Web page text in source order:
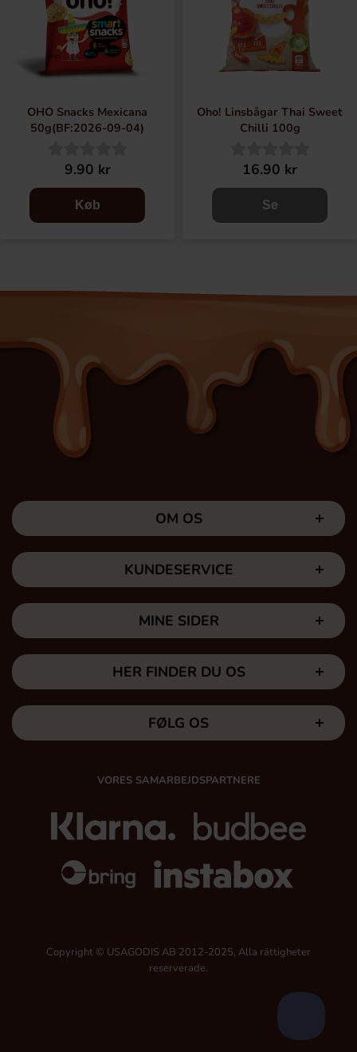
OHO Snacks Mexicana
50g(BF:2026-09-04)
9.90 kr
Køb
Oho! Linsbågar Thai Sweet
Chilli 100g
16.90 kr
Se
OM OS
KUNDESERVICE
MINE SIDER
HER FINDER DU OS
FØLG OS
VORES SAMARBEJDSPARTNERE
Copyright © USAGODIS AB 2012-2025, Alla rättigheter
reserverade.